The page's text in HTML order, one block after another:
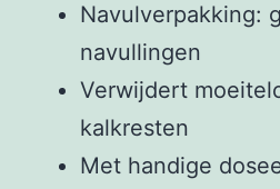
Navulverpakking:
navullingen
Verwijdert
kalkresten
Met handige